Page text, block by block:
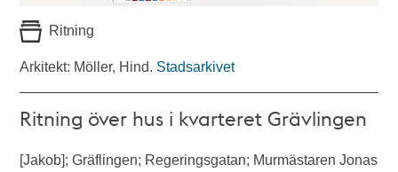
Ritning
Arkitekt: Möller, Hind. Stadsarkivet
Ritning över hus i kvarteret Grävlingen
[Jakob]; Gräflingen; Regeringsgatan; Murmästaren Jonas